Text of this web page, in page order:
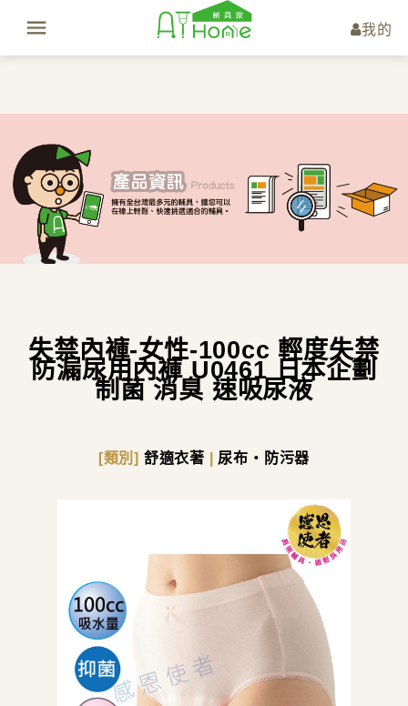
我的
失禁內褲-女性-100cc 輕度失禁
防漏尿用內褲 U0461 日本企劃
制菌 消臭 速吸尿液
[類別] 舒適衣著 尿布・防污器